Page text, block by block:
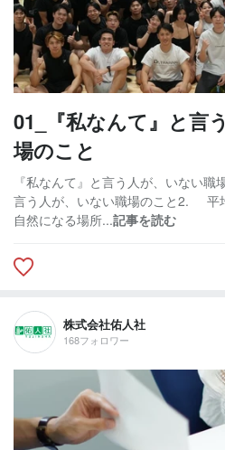
01_『私なんて』と言
場のこと
『私なんて』と言う人が、いない
言う人が、いない職場のこと2. 平
自然になる場所...記事を読む
株式会社佑人社
168フォロワー